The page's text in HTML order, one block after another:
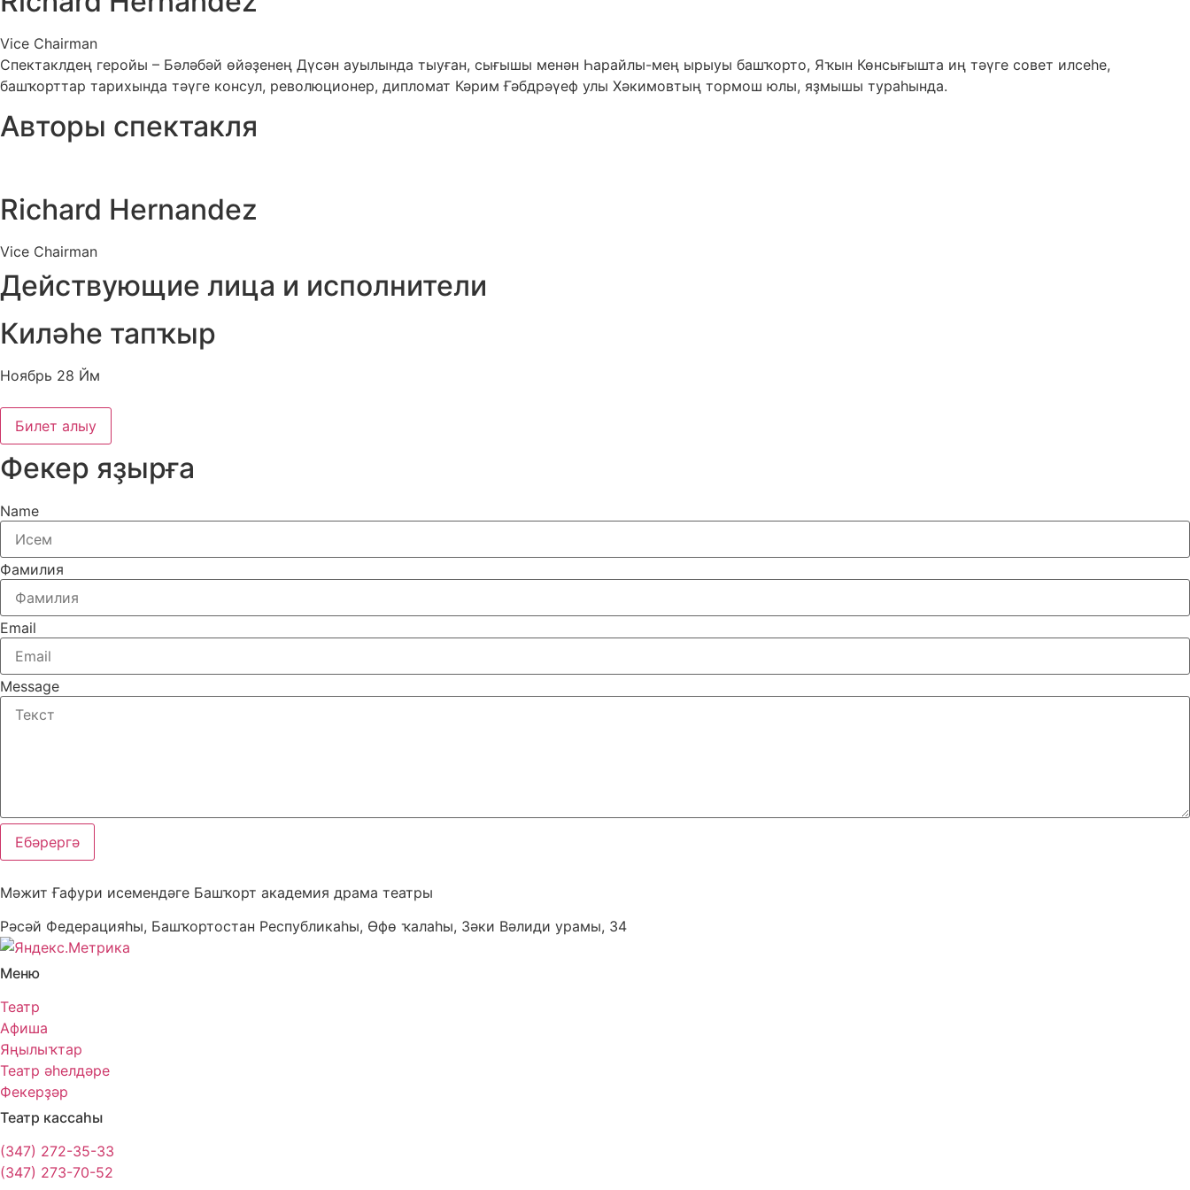
Vice Chairman
Спектаклдең геройы – Бәләбәй өйәҙенең Дүсән ауылында тыуған, сығышы менән Һарайлы-мең ырыуы башҡорто, Яҡын Көнсығышта иң тәүге совет илсеһе,
башҡорттар тарихында тәүге консул, революционер, дипломат Кәрим Ғәбдрәүеф улы Хәкимовтың тормош юлы, яҙмышы тураһында.
Авторы спектакля
Richard Hernandez
Vice Chairman
Действующие лица и исполнители
Киләһе тапҡыр
Ноябрь 28 Йм
Билет алыу
Фекер яҙырға
Name
Фамилия
Email
Message
Ебәрергә
Мәжит Ғафури исемендәге Башҡорт академия драма театры
Рәсәй Федерацияһы, Башҡортостан Республикаһы, Өфө ҡалаһы, Зәки Вәлиди урамы, 34
Меню
Театр
Афиша
Яңылыҡтар
Театр әһелдәре
Фекерҙәр
Театр кассаһы
(347) 272-35-33
(347) 273-70-52